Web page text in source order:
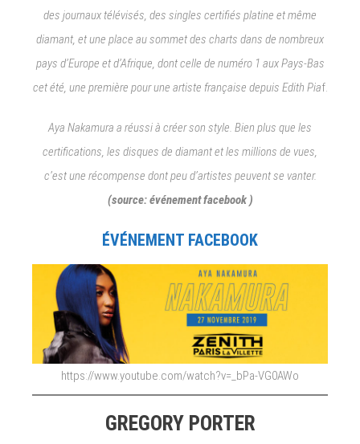
des journaux télévisés, des singles certifiés platine et même
diamant, et une place au sommet des charts dans de nombreux
pays d’Europe et d’Afrique, dont celle de numéro 1 aux Pays-Bas
cet été, une première pour une artiste française depuis Edith Piaf.
Aya Nakamura a réussi à créer son style. Bien plus que les
certifications, les disques de diamant et les millions de vues,
c’est une récompense dont peu d’artistes peuvent se vanter.
(source: événement facebook )
ÉVÉNEMENT FACEBOOK
https://www.youtube.com/watch?v=_bPa-VG0AWo
GREGORY PORTER